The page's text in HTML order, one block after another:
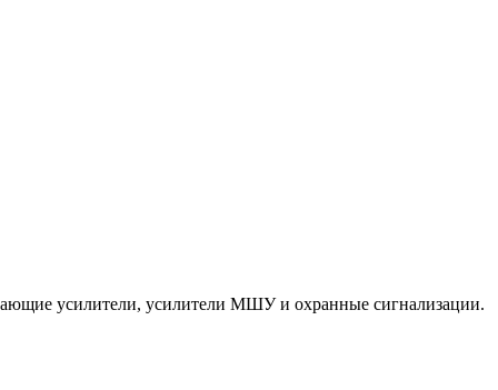
усилители, усилители МШУ и охранные сигнализации.